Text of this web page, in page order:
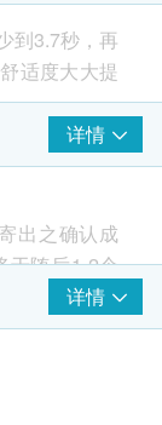
到3.7秒，再
适度大大提
房影像，能
或肿瘤，比
详情
出之确认成
于随后1-2个
检查的时间
Whatsapp:
详情